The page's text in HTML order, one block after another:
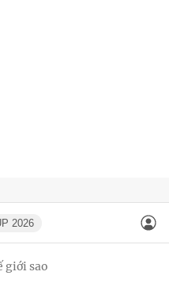
2026
giới sao